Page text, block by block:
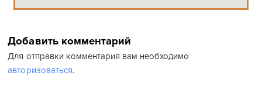
Добавить комментарий
Для отправки комментария вам необходимо
авторизоваться.